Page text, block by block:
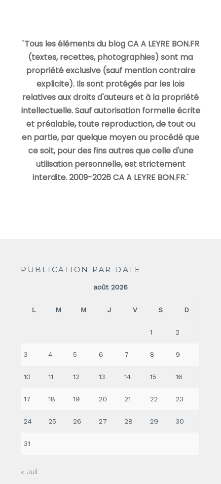
"Tous les éléments du blog CA A LEYRE BON.FR
(textes, recettes, photographies) sont ma
propriété exclusive (sauf mention contraire
explicite). Ils sont protégés par les lois
relatives aux droits d'auteurs et à la propriété
intellectuelle. Sauf autorisation formelle écrite
et préalable, toute reproduction, de tout ou
en partie, par quelque moyen ou procédé que
ce soit, pour des fins autres que celle d'une
utilisation personnelle, est strictement
interdite. 2009-2026 CA A LEYRE BON.FR."
PUBLICATION PAR DATE
août 2026
L M M J V S D
1 2
3 4 5 6 7 8 9
10 11 12 13 14 15 16
17 18 19 20 21 22 23
24 25 26 27 28 29 30
31
« Juil